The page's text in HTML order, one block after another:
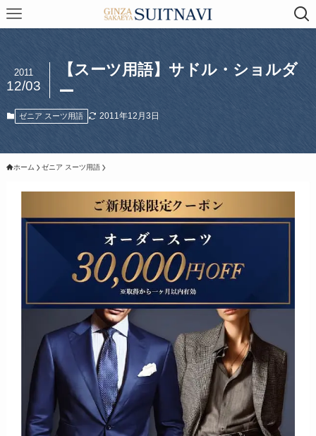
【スーツ用語】サドル・ショルダ
ー
2011
12/03
ゼニア スーツ用語 2011年12月3日
ホーム ゼニア スーツ用語